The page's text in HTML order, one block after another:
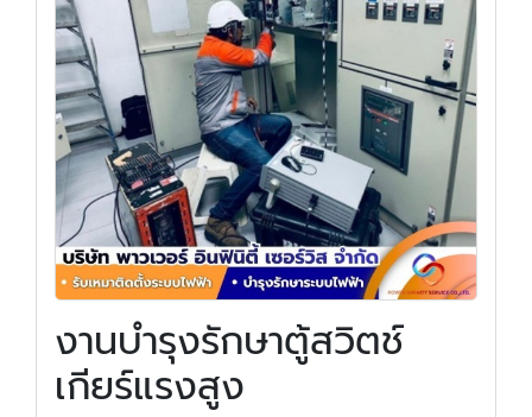
งานบำรุงรักษาตู้สวิตช์
เกียร์แรงสูง